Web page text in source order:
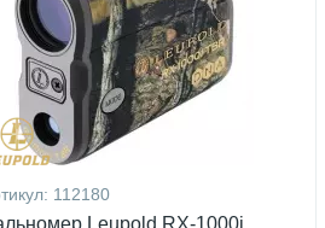
112180
Leupold RX-1000i